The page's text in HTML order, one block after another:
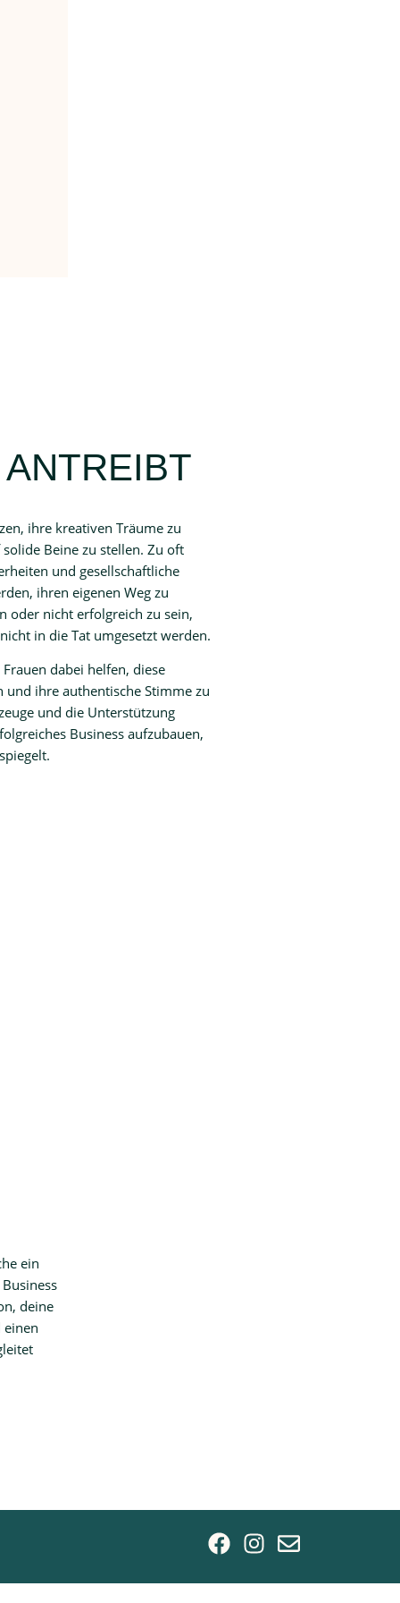
ihre kreativen Träume zu
Beine zu stellen. Zu oft
und gesellschaftliche
ihren eigenen Weg zu
oder nicht erfolgreich zu sein,
in die Tat umgesetzt werden.
dabei helfen, diese
ihre authentische Stimme zu
und die Unterstützung
Business aufzubauen,
ein
deine
einen